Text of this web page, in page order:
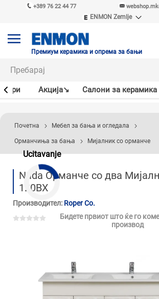
+389 76 22 44 77
ENMON Zemlje
ENMON MKD
Премиум керамика и опрема за бањи
Акцијa↘ Салони за керамика
Ucitavanje
Почетна Мебел за бања и огледала
Орманчиња за бања Мијалник со орманче
Nada Орманче со два
120BX
Производител: Roper Co.
Бидете првиот што ќе го
производ